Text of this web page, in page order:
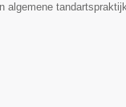
algemene